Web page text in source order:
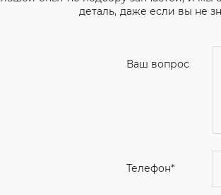
деталь, даже если вы не
Ваш вопрос